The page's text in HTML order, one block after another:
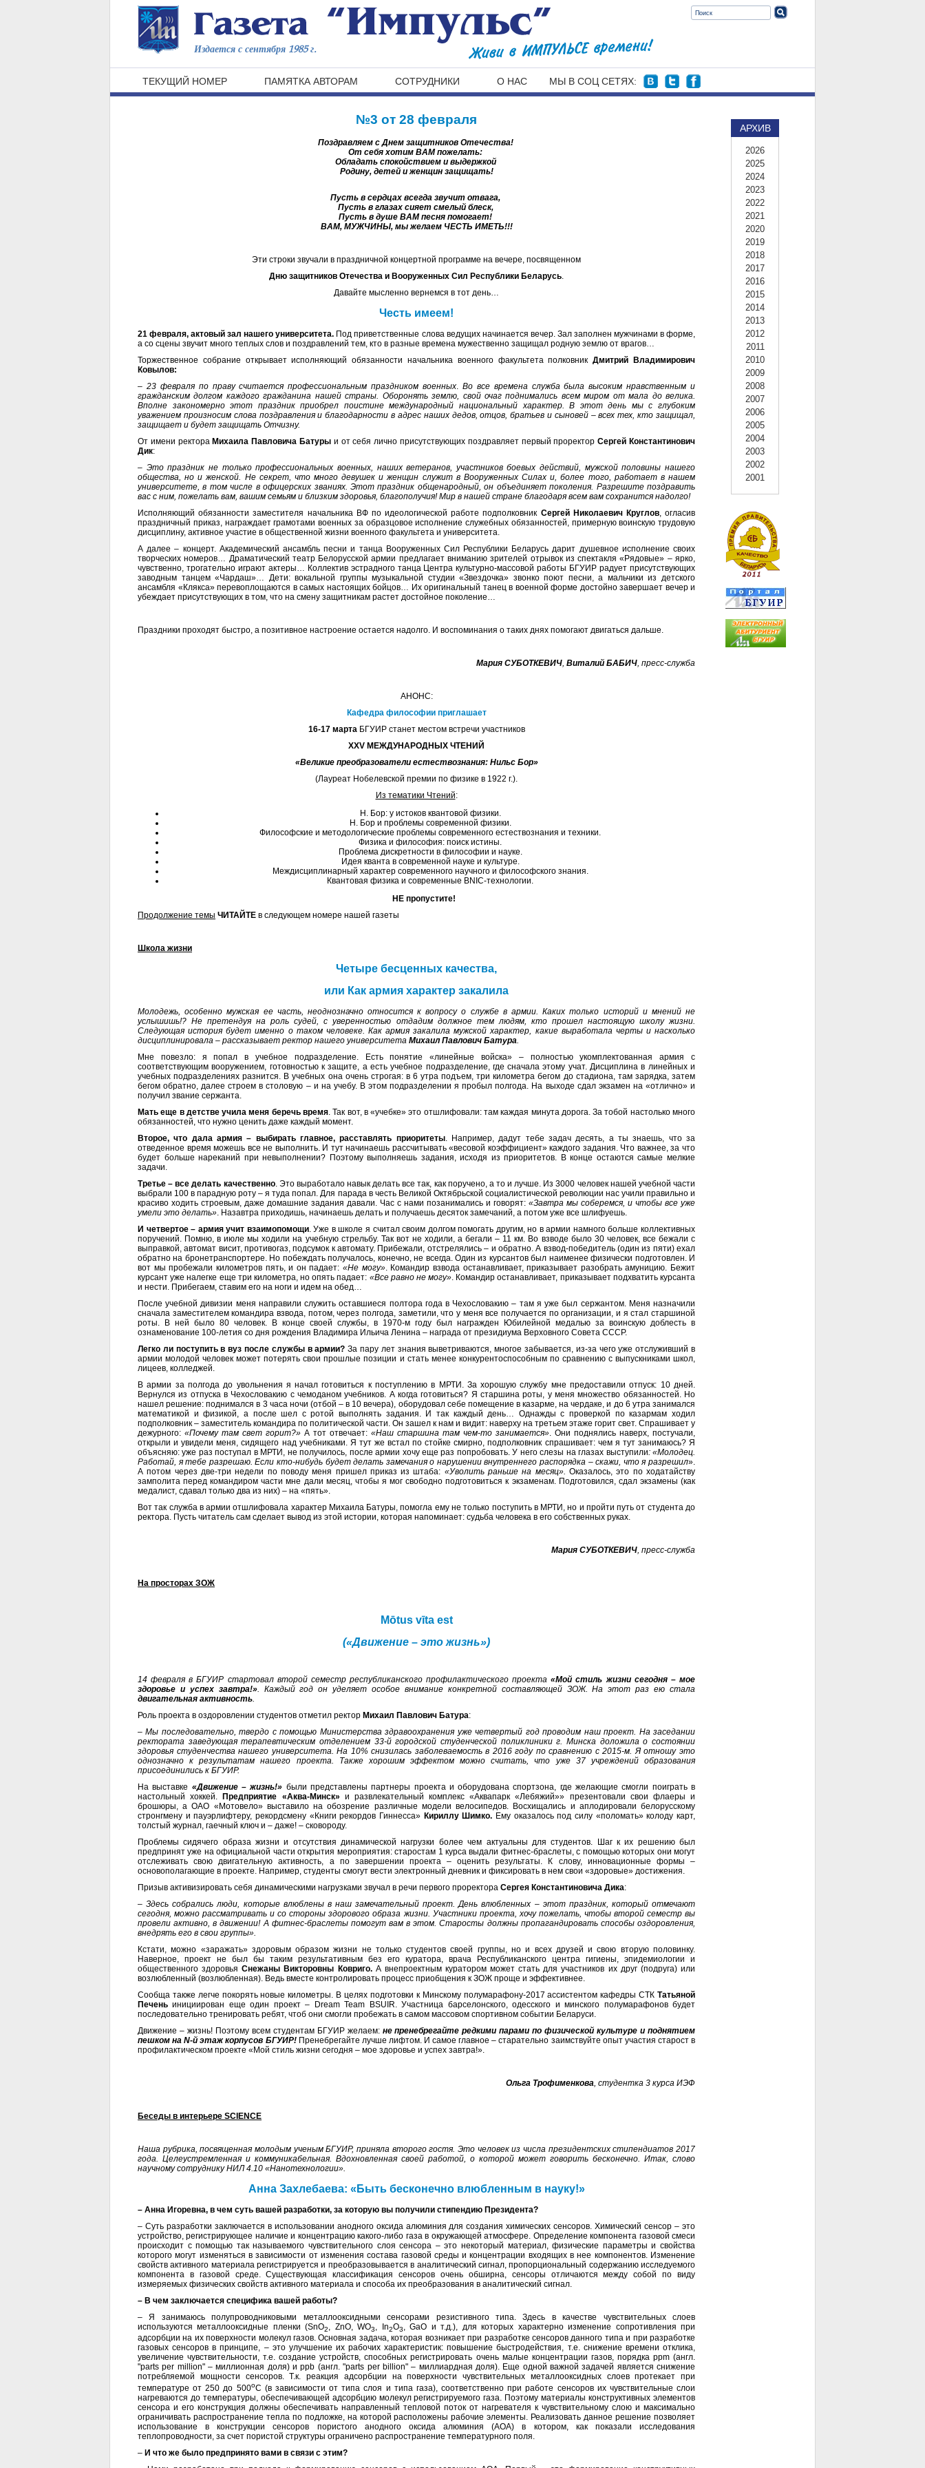
Издается с сентября 1985 г.
ТЕКУЩИЙ НОМЕР ПАМЯТКА АВТОРАМ СОТРУДНИКИ О НАС МЫ В СОЦ СЕТЯХ:
АРХИВ
2026
2025
2024
2023
2022
2021
2020
2019
2018
2017
2016
2015
2014
2013
2012
2011
2010
2009
2008
2007
2006
2005
2004
2003
2002
2001
№3 от 28 февраля
Поздравляем с Днем защитников Отечества!
От себя хотим ВАМ пожелать:
Обладать спокойствием и выдержкой
Родину, детей и женщин защищать!
Пусть в сердцах всегда звучит отвага,
Пусть в глазах сияет смелый блеск,
Пусть в душе ВАМ песня помогает!
ВАМ, МУЖЧИНЫ, мы желаем ЧЕСТЬ ИМЕТЬ!!!
Эти строки звучали в праздничной концертной программе на вечере, посвященном
Дню защитников Отечества и Вооруженных Сил Республики Беларусь.
Давайте мысленно вернемся в тот день…
Честь имеем!
21 февраля, актовый зал нашего университета. Под приветственные слова ведущих начинается вечер. Зал заполнен мужчинами в форме,
а со сцены звучит много теплых слов и поздравлений тем, кто в разные времена мужественно защищал родную землю от врагов…
Торжественное собрание открывает исполняющий обязанности начальника военного факультета полковникДмитрий Владимирович
Ковылов:
– 23 февраля по праву считается профессиональным праздником военных. Во все времена служба была высоким нравственным и
гражданским долгом каждого гражданина нашей страны. Оборонять землю, свой очаг поднимались всем миром от мала до велика.
Вполне закономерно этот праздник приобрел поистине международный национальный характер. В этот день мы с глубоким
уважением произносим слова поздравления и благодарности в адрес наших дедов, отцов, братьев и сыновей – всех тех, кто защищал,
защищает и будет защищать Отчизну.
От имени ректора Михаила Павловича Батуры и от себя лично присутствующих поздравляет первый проректорСергей Константинович
Дик:
– Это праздник не только профессиональных военных, наших ветеранов, участников боевых действий, мужской половины нашего
общества, но и женской. Не секрет, что много девушек и женщин служит в Вооруженных Силах и, более того, работает в нашем
университете, в том числе в офицерских званиях. Этот праздник общенародный, он объединяет поколения. Разрешите поздравить
вас с ним, пожелать вам, вашим семьям и близким здоровья, благополучия! Мир в нашей стране благодаря всем вам сохранится надолго!
Исполняющий обязанности заместителя начальника ВФ по идеологической работе подполковник Сергей Николаевич Круглов, огласив
праздничный приказ, награждает грамотами военных за образцовое исполнение служебных обязанностей, примерную воинскую трудовую
дисциплину, активное участие в общественной жизни военного факультета и университета.
А далее– концерт. Академический ансамбль песни и танца Вооруженных Сил Республики Беларусь дарит душевное исполнение своих
творческих номеров… Драматический театр Белорусской армии предлагает вниманию зрителей отрывок из спектакля «Рядовые» –ярко,
чувственно, трогательно играют актеры… Коллектив эстрадного танца Центра культурно-массовой работы БГУИР радует присутствующих
заводным танцем «Чардаш»… Дети: вокальной группы музыкальной студии «Звездочка» звонко поют песни, а мальчики из детского
ансамбля «Клякса» перевоплощаются в самых настоящих бойцов… Их оригинальный танец в военной форме достойно завершает вечер и
убеждает присутствующих в том, что на смену защитникам растет достойное поколение…
Праздники проходят быстро, а позитивное настроение остается надолго. И воспоминания о таких днях помогают двигаться дальше.
Мария СУБОТКЕВИЧ, Виталий БАБИЧ, пресс-служба
АНОНС:
Кафедра философии приглашает
16-17 мартаБГУИР станет местом встречи участников
XХV МЕЖДУНАРОДНЫХ ЧТЕНИЙ
«Великие преобразователи естествознания: Нильс Бор»
(Лауреат Нобелевской премии по физике в 1922 г.).
Из тематики Чтений:
Н. Бор: у истоков квантовой физики.
Н. Бор и проблемы современной физики.
Философские и методологические проблемы современного естествознания и техники.
Физика и философия: поиск истины.
Проблема дискретности в философии и науке.
Идея кванта в современной науке и культуре.
Междисциплинарный характер современного научного и философского знания.
Квантовая физика и современные BNIC-технологии.
НЕ пропустите!
Продолжение темы ЧИТАЙТЕ в следующем номере нашей газеты
Школа жизни
Четыре бесценных качества,
или Как армия характер закалила
Молодежь, особенно мужская ее часть, неоднозначно относится к вопросу о службе в армии. Каких только историй и мнений не
услышишь!? Не претендуя на роль судей, с уверенностью отдадим должное тем людям, кто прошел настоящую школу жизни.
Следующая история будет именно о таком человеке. Как армия закалила мужской характер, какие выработала черты и насколько
дисциплинировала – рассказывает ректор нашего университета Михаил Павлович Батура.
Мне повезло: я попал в учебное подразделение. Есть понятие «линейные войска» – полностью укомплектованная армия с
соответствующим вооружением, готовностью к защите, а есть учебное подразделение, где сначала этому учат. Дисциплина в линейных и
учебных подразделениях разнится. В учебных она очень строгая: в 6 утра подъем, три километра бегом до стадиона, там зарядка, затем
бегом обратно, далее строем в столовую – и на учебу. В этом подразделении я пробыл полгода. На выходе сдал экзамен на «отлично» и
получил звание сержанта.
Мать еще в детстве учила меня беречь время. Так вот, в «учебке» это отшлифовали: там каждая минута дорога. За тобой настолько много
обязанностей, что нужно ценить даже каждый момент.
Второе, что дала армия – выбирать главное, расставлять приоритеты. Например, дадут тебе задач десять, а ты знаешь, что за
отведенное время можешь все не выполнить. И тут начинаешь рассчитывать «весовой коэффициент» каждого задания. Что важнее, за что
будет больше нареканий при невыполнении? Поэтому выполняешь задания, исходя из приоритетов. В конце остаются самые мелкие
задачи.
Третье – все делать качественно. Это выработало навык делать все так, как поручено, а то и лучше. Из 3000 человек нашей учебной части
выбрали 100 в парадную роту – я туда попал. Для парада в честь Великой Октябрьской социалистической революции нас учили правильно и
красиво ходить строевым, даже домашние задания давали. Час с нами позанимались и говорят: «Завтра мы соберемся, и чтобы все уже
умели это делать». Назавтра приходишь, начинаешь делать и получаешь десяток замечаний, а потом уже все шлифуешь.
И четвертое – армия учит взаимопомощи. Уже в школе я считал своим долгом помогать другим, но в армии намного больше коллективных
поручений. Помню, в июле мы ходили на учебную стрельбу. Так вот не ходили, а бегали – 11 км. Во взводе было 30 человек, все бежали с
выправкой, автомат висит, противогаз, подсумок к автомату. Прибежали, отстрелялись – и обратно. А взвод-победитель (один из пяти) ехал
обратно на бронетранспортере. Но побеждать получалось, конечно, не всегда. Один из курсантов был наименее физически подготовлен. И
вот мы пробежали километров пять, и он падает: «Не могу». Командир взвода останавливает, приказывает разобрать амуницию. Бежит
курсант уже налегке еще три километра, но опять падает: «Все равно не могу». Командир останавливает, приказывает подхватить курсанта
и нести. Прибегаем, ставим его на ноги и идем на обед…
После учебной дивизии меня направили служить оставшиеся полтора года в Чехословакию – там я уже был сержантом. Меня назначили
сначала заместителем командира взвода, потом, через полгода, заметили, что у меня все получается по организации, и я стал старшиной
роты. В ней было 80 человек. В конце своей службы, в 1970-м году был награжден Юбилейной медалью за воинскую доблесть в
ознаменование 100-летия со дня рождения Владимира Ильича Ленина – награда от президиума Верховного Совета СССР.
Легко ли поступить в вуз после службы в армии? За пару лет знания выветриваются, многое забывается, из-за чего уже отслуживший в
армии молодой человек может потерять свои прошлые позиции и стать менее конкурентоспособным по сравнению с выпускниками школ,
лицеев, колледжей.
В армии за полгода до увольнения я начал готовиться к поступлению в МРТИ. За хорошую службу мне предоставили отпуск: 10 дней.
Вернулся из отпуска в Чехословакию с чемоданом учебников. А когда готовиться? Я старшина роты, у меня множество обязанностей. Но
нашел решение: поднимался в 3 часа ночи (отбой – в 10 вечера), оборудовал себе помещение в казарме, на чердаке, и до 6 утра занимался
математикой и физикой, а после шел с ротой выполнять задания. И так каждый день… Однажды с проверкой по казармам ходил
подполковник – заместитель командира по политической части. Он зашел к нам и видит: наверху на третьем этаже горит свет. Спрашивает у
дежурного: «Почему там свет горит?» А тот отвечает: «Наш старшина там чем-то занимается». Они поднялись наверх, постучали,
открыли и увидели меня, сидящего над учебниками. Я тут же встал по стойке смирно, подполковник спрашивает: чем я тут занимаюсь? Я
объясняю: уже раз поступал в МРТИ, не получилось, после армии хочу еще раз попробовать. У него слезы на глазах выступили: «Молодец.
Работай, я тебе разрешаю. Если кто-нибудь будет делать замечания о нарушении внутреннего распорядка – скажи, что я разрешил».
А потом через две-три недели по поводу меня пришел приказ из штаба: «Уволить раньше на месяц».Оказалось, это по ходатайству
замполита перед командиром части мне дали месяц, чтобы я мог свободно подготовиться к экзаменам. Подготовился, сдал экзамены (как
медалист, сдавал только два из них) – на «пять».
Вот так служба в армии отшлифовала характер Михаила Батуры, помогла ему не только поступить в МРТИ, но и пройти путь от студента до
ректора. Пусть читатель сам сделает вывод из этой истории, которая напоминает: судьба человека в его собственных руках.
Мария СУБОТКЕВИЧ, пресс-служба
На просторах ЗОЖ
Мōtus vīta est
(«Движение – это жизнь»)
14 февраля в БГУИР стартовал второй семестр республиканского профилактического проекта«Мой стиль жизни сегодня – мое
здоровье и успех завтра!». Каждый год он уделяет особое внимание конкретной составляющей ЗОЖ. На этот раз ею стала
двигательная активность.
Роль проекта в оздоровлении студентов отметил ректор Михаил Павлович Батура:
–Мы последовательно, твердо с помощью Министерства здравоохранения уже четвертый год проводим наш проект. На заседании
ректората заведующая терапевтическим отделением 33-й городской студенческой поликлиники г. Минска доложила о состоянии
здоровья студенчества нашего университета. На 10% снизилась заболеваемость в 2016 году по сравнению с 2015-м. Я отношу это
однозначно к результатам нашего проекта. Также хорошим эффектом можно считать, что уже 37 учреждений образования
присоединились к БГУИР.
На выставке «Движение – жизнь!» были представлены партнеры проекта и оборудована спортзона, где желающие смогли поиграть в
настольный хоккей.
Предприятие «Аква-Минск» и развлекательный комплекс «Аквапарк «Лебяжий»» презентовали свои флаеры и
брошюры, а ОАО «Мотовело» выставило на обозрение различные модели велосипедов. Восхищались и аплодировали белорусскому
стронгмену и пауэрлифтеру, рекордсмену «Книги рекордов Гиннесса» Кириллу Шимко. Ему оказалось под силу «поломать» колоду карт,
толстый журнал, гаечный ключ и – даже! – сковороду.
Проблемы сидячего образа жизни и отсутствия динамической нагрузки более чем актуальны для студентов. Шаг к их решению был
предпринят уже на официальной части открытия мероприятия: старостам 1 курса выдали фитнес-браслеты, с помощью которых они могут
отслеживать свою двигательную активность, а по завершении проекта – оценить результаты. К слову, инновационные формы –
основополагающие в проекте. Например, студенты смогут вести электронный дневник и фиксировать в нем свои «здоровые» достижения.
Призыв активизировать себя динамическими нагрузками звучал в речи первого проректора Сергея Константиновича Дика:
–Здесь собрались люди, которые влюблены в наш замечательный проект. День влюбленных – этот праздник, который отмечают
сегодня, можно рассматривать и со стороны здорового образа жизни. Участники проекта, хочу пожелать, чтобы второй семестр вы
провели активно, в движении! А фитнес-браслеты помогут вам в этом. Старосты должны пропагандировать способы оздоровления,
внедрять его в свои группы».
Кстати, можно «заражать» здоровым образом жизни не только студентов своей группы, но и всех друзей и свою вторую половинку.
Наверное, проект не был бы таким результативным без его куратора, врача Республиканского центра гигиены, эпидемиологии и
общественного здоровьяСнежаны Викторовны Ковриго.А внепроектным куратором может стать для участников их друг (подруга) или
возлюбленный (возлюбленная). Ведь вместе контролировать процесс приобщения к ЗОЖ проще и эффективнее.
Сообща также легче покорять новые километры. В целях подготовки к Минскому полумарафону-2017 ассистентом кафедры СТК Татьяной
Печень инициирован еще один проект – Dream Team BSUIR. Участница барселонского, одесского и минского полумарафонов будет
последовательно тренировать ребят, чтоб они смогли пробежать в самом массовом спортивном событии Беларуси.
Движение – жизнь! Поэтому всем студентам БГУИР желаем: не пренебрегайте редкими парами по физической культуре и поднятием
пешком наN-й этаж корпусов БГУИР!Пренебрегайте лучше лифтом. И самое главное – старательно заимствуйте опыт участия старост в
профилактическом проекте «Мой стиль жизни сегодня – мое здоровье и успех завтра!».
Ольга Трофименкова, студентка 3 курса ИЭФ
Беседы в интерьере SCIENCE
Наша рубрика, посвященная молодым ученым БГУИР, приняла второго гостя. Это человек из числа президентских стипендиатов 2017
года. Целеустремленная и коммуникабельная. Вдохновленная своей работой, о которой может говорить бесконечно. Итак, слово
научному сотруднику НИЛ 4.10 «Нанотехнологии».
Анна Захлебаева: «Быть бесконечно влюбленным в науку!»
– Анна Игоревна, в чем суть вашей разработки, за которую вы получили стипендию Президента?
– Суть разработки заключается в использовании анодного оксида алюминия для создания химических сенсоров. Химический сенсор – это
устройство, регистрирующее наличие и концентрацию какого-либо газа в окружающей атмосфере. Определение компонента газовой смеси
происходит с помощью так называемого чувствительного слоя сенсора – это некоторый материал, физические параметры и свойства
которого могут изменяться в зависимости от изменения состава газовой среды и концентрации входящих в нее компонентов. Изменение
свойств активного материала регистрируется и преобразовывается в аналитический сигнал, пропорциональный содержанию исследуемого
компонента в газовой среде. Существующая классификация сенсоров очень обширна, сенсоры отличаются между собой по виду
измеряемых физических свойств активного материала и способа их преобразования в аналитический сигнал.
– В чем заключается специфика вашей работы?
– Я занимаюсь полупроводниковыми металлооксидными сенсорами резистивного типа. Здесь в качестве чувствительных слоев
используются металлооксидные пленки (SnO2, ZnO, WO3, In2O3, GaO и т.д.), для которых характерно изменение сопротивления при
адсорбции на их поверхности молекул газов. Основная задача, которая возникает при разработке сенсоров данного типа и при разработке
газовых сенсоров в принципе, – это улучшение их рабочих характеристик: повышение быстродействия, т.е. снижение времени отклика,
увеличение чувствительности, т.е. создание устройств, способных регистрировать очень малые концентрации газов, порядка ppm (англ.
"parts per million" – миллионная доля) и ppb (англ. "parts per billion" – миллиардная доля). Еще одной важной задачей является снижение
потребляемой мощности сенсоров. Т.к. реакция адсорбции на поверхности чувствительных металлооксидных слоев протекает при
температуре от 250 до 500оС (в зависимости от типа слоя и типа газа), соответственно при работе сенсоров их чувствительные слои
нагреваются до температуры, обеспечивающей адсорбцию молекул регистрируемого газа. Поэтому материалы конструктивных элементов
сенсора и его конструкция должны обеспечивать направленный тепловой поток от нагревателя к чувствительному слою и максимально
ограничивать распространение тепла по подложке, на которой расположены рабочие элементы. Реализовать данное решение позволяет
использование в конструкции сенсоров пористого анодного оксида алюминия (АОА) в котором, как показали исследования
теплопроводности, за счет пористой структуры ограничено распространение температурного поля.
– И что же было предпринято вами в связи с этим?